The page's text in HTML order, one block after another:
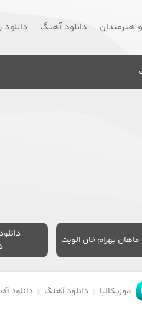
هنرمندان دانلود آهنگ
بهرام خان الویت
موزیکالیا دانلود آهنگ دانلود